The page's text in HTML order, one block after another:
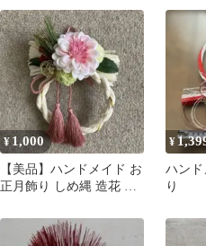
¥ 1,000
【美品】ハンドメイド お
正月飾り しめ縄 造花 タ
¥
ハン
り